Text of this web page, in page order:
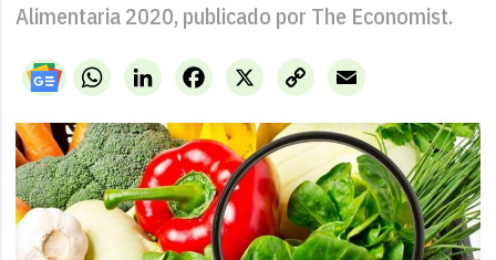
Alimentaria 2020, publicado por The Economist.
WhatsAppLinkedIn X
Facebook
Copy
Link
Email